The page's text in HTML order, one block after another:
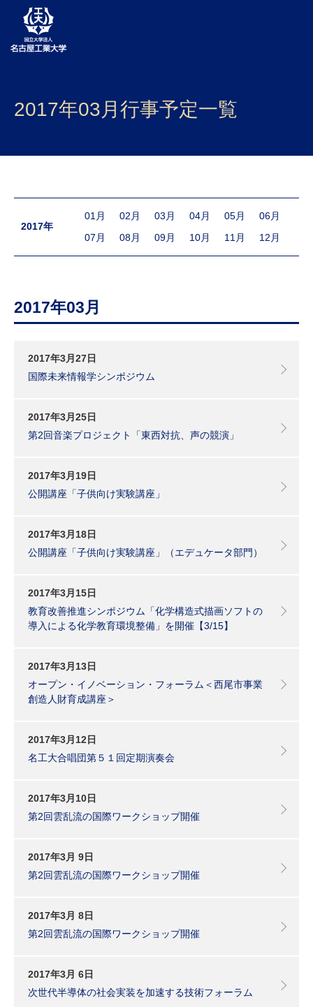
学部・大学院・センター
研究・産学官連携
研究・教員Navi
受験生
アクセス
キャンパスマップ 資料請求
2017年03月行事予定一覧
2017年
01月 02月 03月 04月 05月
06月
07月
08月 09月 10月 11月 12月
2017年03月
2017年3月27日
国際未来情報学シンポジウム
2017年3月25日
第2回音楽プロジェクト「東西対抗、声の競演」
2017年3月19日
公開講座「子供向け実験講座」
2017年3月18日
公開講座「子供向け実験講座」（エデュケータ部門）
2017年3月15日
教育改善推進シンポジウム「化学構造式描画ソフトの
導入による化学教育環境整備」を開催【3/15】
2017年3月13日
オープン・イノベーション・フォーラム＜西尾市事業
創造人財育成講座＞
2017年3月12日
名工大合唱団第５１回定期演奏会
2017年3月10日
第2回雲乱流の国際ワークショップ開催
2017年3月 9日
第2回雲乱流の国際ワークショップ開催
2017年3月 8日
第2回雲乱流の国際ワークショップ開催
2017年3月 6日
次世代半導体の社会実装を加速する技術フォーラム